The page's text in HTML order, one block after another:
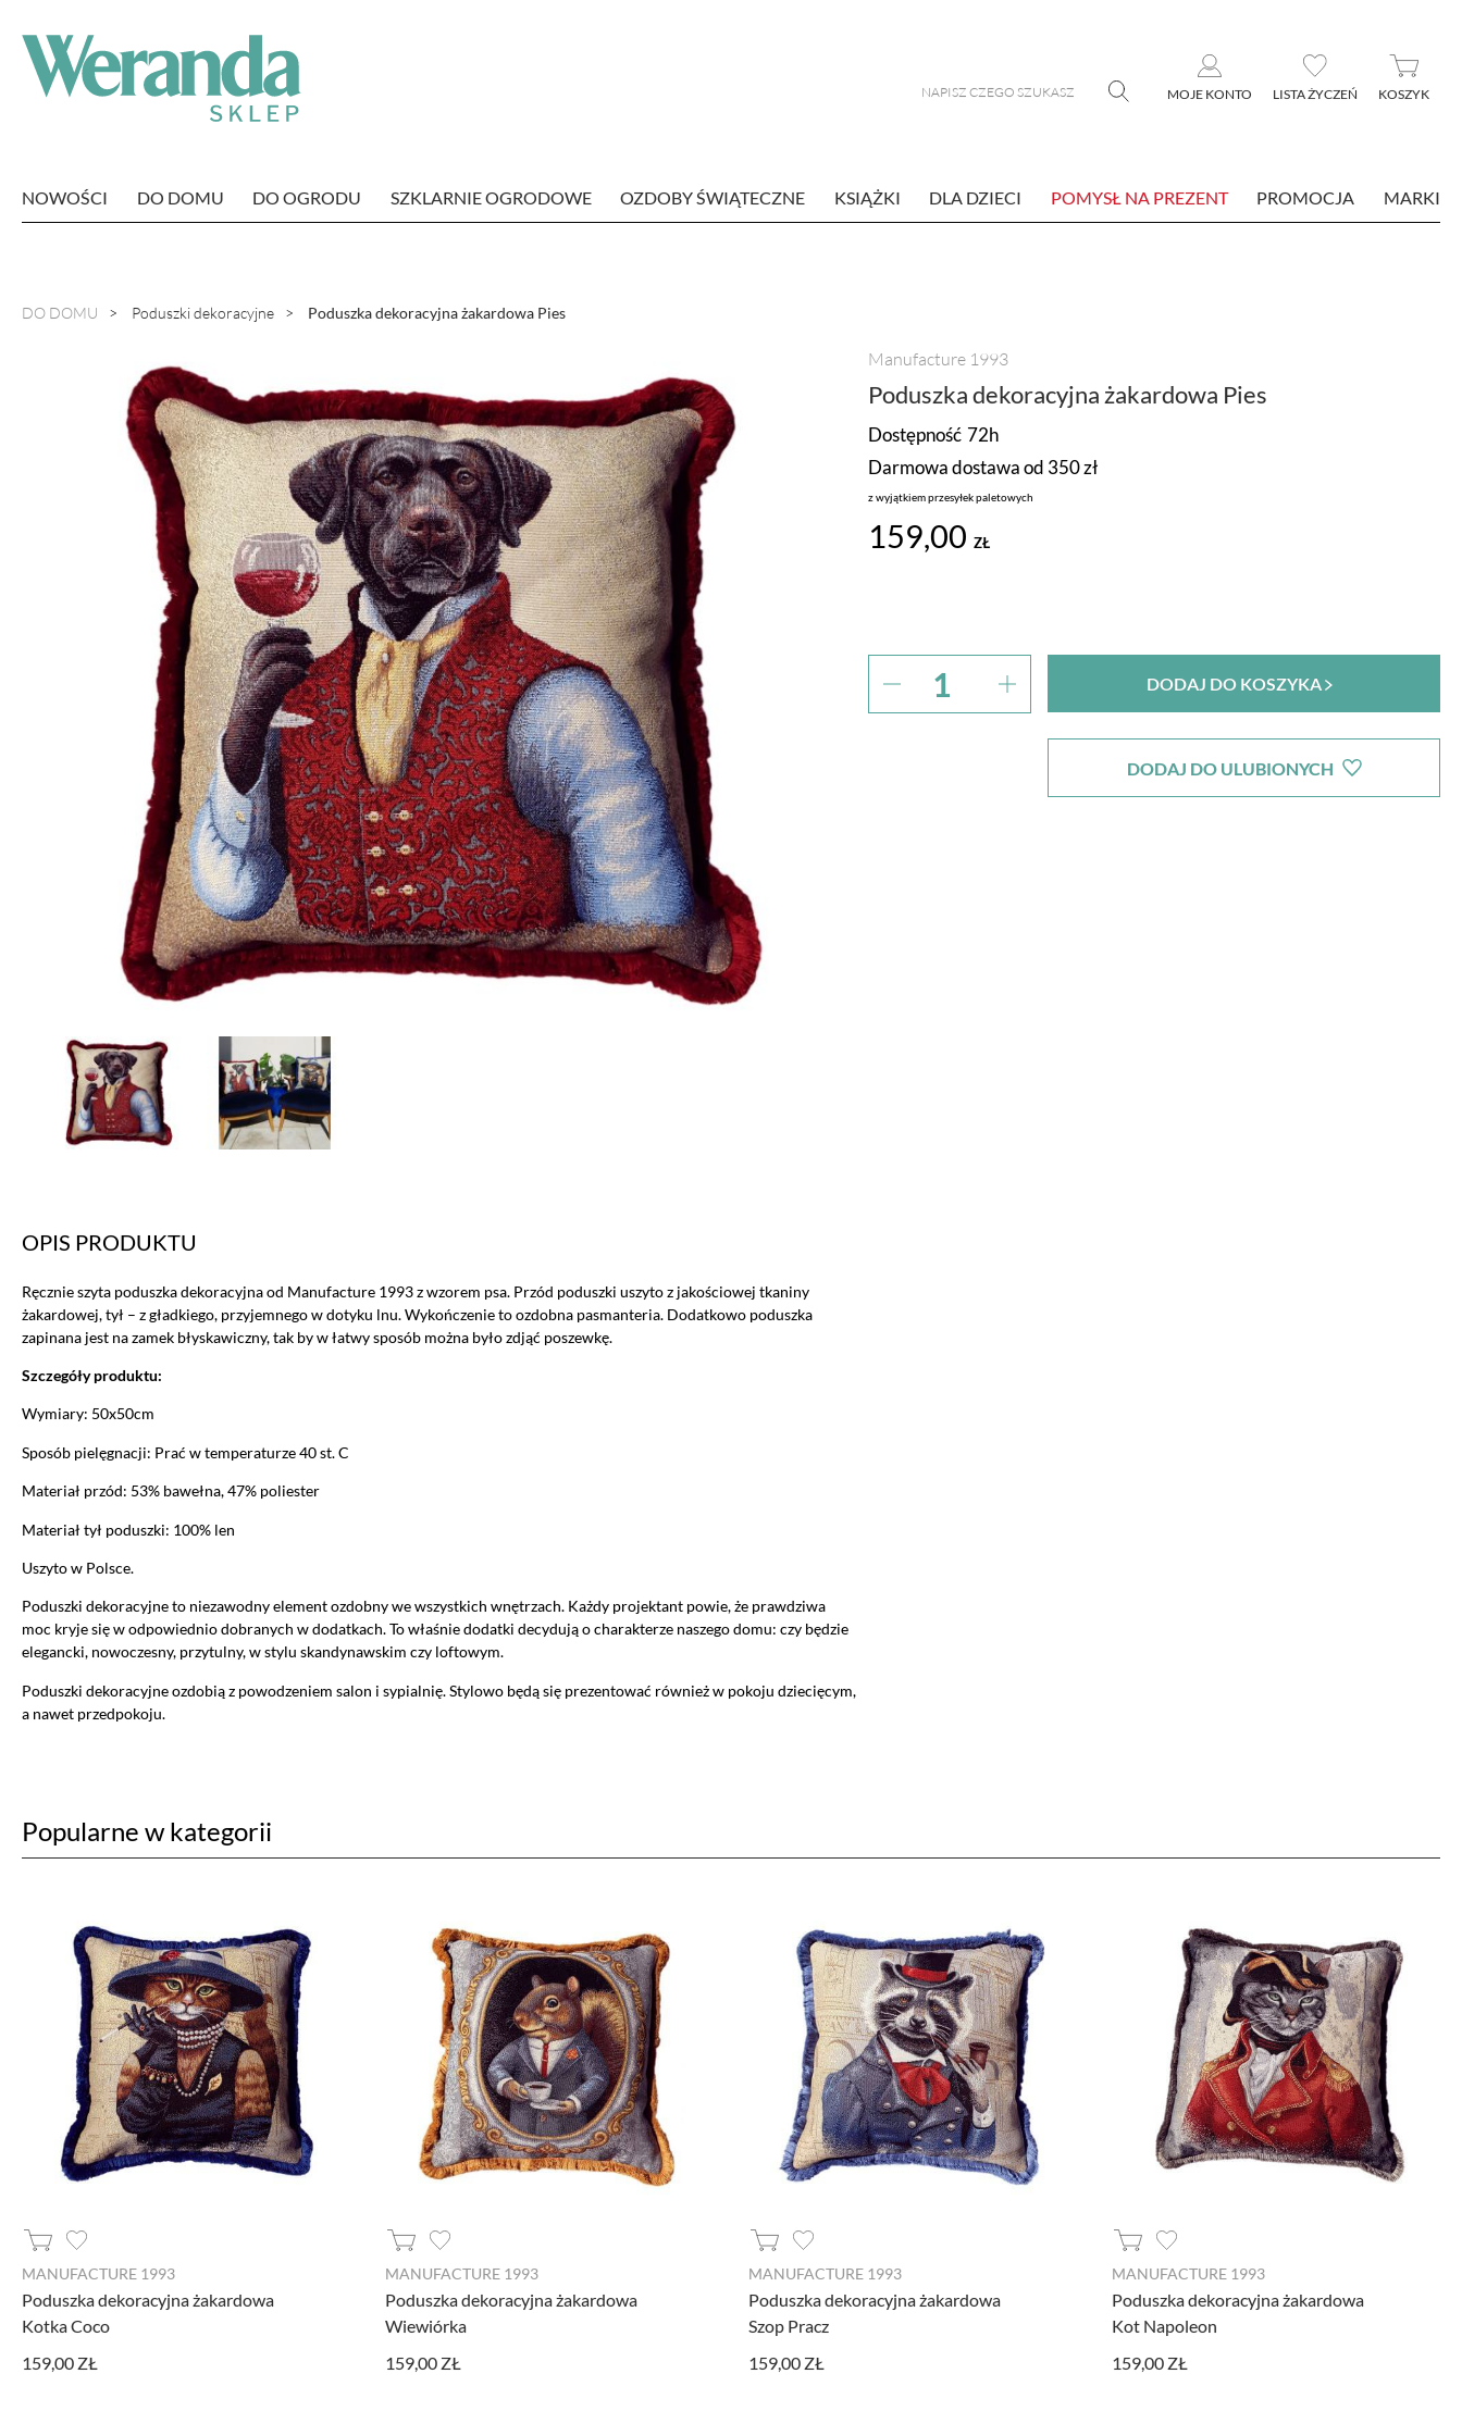
MOJE KONTO LISTA ŻYCZEŃ KOSZYK
NOWOŚCI DO DOMU DO OGRODU SZKLARNIE OGRODOWE OZDOBY ŚWIĄTECZNE KSIĄŻKI DLA DZIECI POMYSŁ NA PREZENT PROMOCJA MARKI
DO DOMU Poduszki dekoracyjne Poduszka dekoracyjna żakardowa Pies
Manufacture 1993
Poduszka dekoracyjna żakardowa Pies
Dostępność 72h
Darmowa dostawa od 350 zł
z wyjątkiem przesyłek paletowych
159,00 ZŁ
DODAJ DO KOSZYKA
DODAJ DO ULUBIONYCH
OPIS PRODUKTU
Ręcznie szyta poduszka dekoracyjna od Manufacture 1993 z wzorem psa. Przód poduszki uszyto z jakościowej tkaniny
żakardowej, tył – z gładkiego, przyjemnego w dotyku lnu. Wykończenie to ozdobna pasmanteria. Dodatkowo poduszka
zapinana jest na zamek błyskawiczny, tak by w łatwy sposób można było zdjąć poszewkę.
Szczegóły produktu:
Wymiary: 50x50cm
Sposób pielęgnacji: Prać w temperaturze 40 st. C
Materiał przód: 53% bawełna, 47% poliester
Materiał tył poduszki: 100% len
Uszyto w Polsce.
Poduszki dekoracyjne to niezawodny element ozdobny we wszystkich wnętrzach. Każdy projektant powie, że prawdziwa
moc kryje się w odpowiednio dobranych w dodatkach. To właśnie dodatki decydują o charakterze naszego domu: czy będzie
elegancki, nowoczesny, przytulny, w stylu skandynawskim czy loftowym.
Poduszki dekoracyjne ozdobią z powodzeniem salon i sypialnię. Stylowo będą się prezentować również w pokoju dziecięcym,
a nawet przedpokoju.
Popularne w kategorii
MANUFACTURE 1993
Poduszka dekoracyjna żakardowa
Kotka Coco
159,00 ZŁ
MANUFACTURE 1993
Poduszka dekoracyjna żakardowa
Wiewiórka
159,00 ZŁ
MANUFACTURE 1993
Poduszka dekoracyjna żakardowa
Szop Pracz
159,00 ZŁ
MANUFACTURE 1993
Poduszka dekoracyjna żakardowa
Kot Napoleon
159,00 ZŁ
Ustawiając poszczególne narzędzia jako włączone, godzisz się, by informacje przez nie gromadzone były przetwarzane przez
administratora tej strony oraz dostawców narzędzi zewnętrznych na zasadach opisanych szczegółowo w
Jeżeli chcesz zaakceptować wszystkie zastosowane na stronie pliki cookies, po prostu kliknij w przycisk poniżej.
witryny.
Narzędzia Google
Korzystamy z Google Analytics, czyli narzędzia pozwalającego na gromadzenie, przeglądanie i analizę statystyk związanych z aktywnością użytkowników na naszej stronie.
Kod śledzący Google Analytics gromadzi informacje na temat Twojej aktywności na naszej stronie, które mogą być przez Google wykorzystywane przy budowaniu Twojego
profilu użytkownika. Ponadto, informacje z Google Analytics mogą być wykorzystywane w ustawieniach kampanii reklamowych prowadzonych z wykorzystaniem Google
Ads. Jeżeli sobie tego nie życzysz, możesz wyłączyć narzędzia Google.
W kodzie strony zaimplementowany jest Pixel Facebooka. To kod, który zbiera informacje na temat Twojego korzystania ze strony, pozwalając na podstawie zebranych w ten
sposób informacji kierować do Ciebie spersonalizowaną reklamę w ramach narzędzi reklamowych Facebooka. W ramach tego narzędzia nie są gromadzone jakiekolwiek
dane pozwalające Cię bezpośrednio zidentyfikować. Jeżeli wyłączysz Pixel Facebooka, nie będziemy w stanie kierować do Ciebie reklam dopasowanych do Twojej